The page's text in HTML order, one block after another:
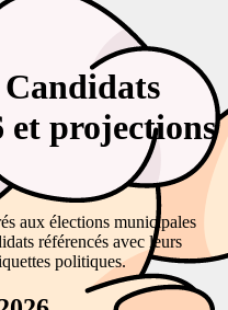
et projections
aux élections municipales
référencés avec leurs
politiques.